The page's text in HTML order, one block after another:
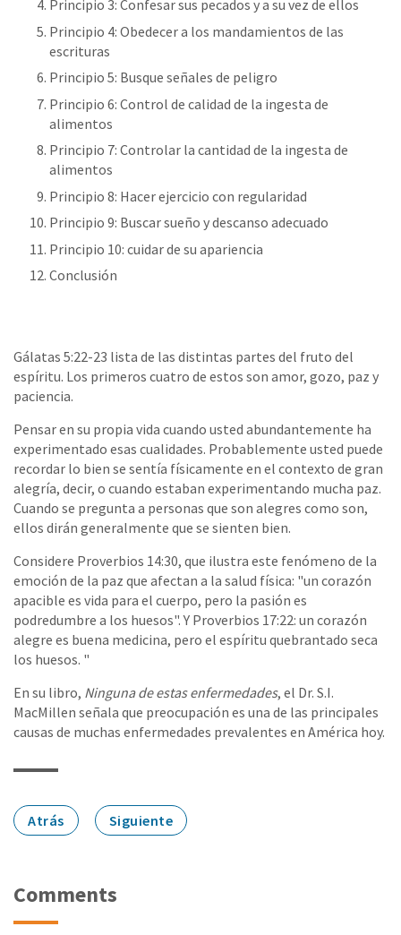
Principio 3: Confesar sus pecados y a su vez de ellos
Principio 4: Obedecer a los mandamientos de las
escrituras
Principio 5: Busque señales de peligro
Principio 6: Control de calidad de la ingesta de
alimentos
Principio 7: Controlar la cantidad de la ingesta de
alimentos
Principio 8: Hacer ejercicio con regularidad
Principio 9: Buscar sueño y descanso adecuado
Principio 10: cuidar de su apariencia
Conclusión
Gálatas 5:22-23 lista de las distintas partes del fruto del
espíritu. Los primeros cuatro de estos son amor, gozo, paz y
paciencia.
Pensar en su propia vida cuando usted abundantemente ha
experimentado esas cualidades. Probablemente usted puede
recordar lo bien se sentía físicamente en el contexto de gran
alegría, decir, o cuando estaban experimentando mucha paz.
Cuando se pregunta a personas que son alegres como son,
ellos dirán generalmente que se sienten bien.
Considere Proverbios 14:30, que ilustra este fenómeno de la
emoción de la paz que afectan a la salud física: "un corazón
apacible es vida para el cuerpo, pero la pasión es
podredumbre a los huesos". Y Proverbios 17:22: un corazón
alegre es buena medicina, pero el espíritu quebrantado seca
los huesos. "
En su libro, Ninguna de estas enfermedades, el Dr. S.I.
MacMillen señala que preocupación es una de las principales
causas de muchas enfermedades prevalentes en América hoy.
Atrás Siguiente
Comments